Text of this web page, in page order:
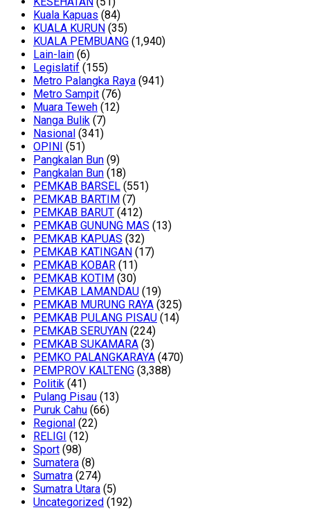
Kuala Kapuas (84)
KUALA KURUN (35)
KUALA PEMBUANG (1,940)
Lain-lain (6)
Legislatif (155)
Metro Palangka Raya (941)
Metro Sampit (76)
Muara Teweh (12)
Nanga Bulik (7)
Nasional (341)
OPINI (51)
Pangkalan Bun (9)
Pangkalan Bun (18)
PEMKAB BARSEL (551)
PEMKAB BARTIM (7)
PEMKAB BARUT (412)
PEMKAB GUNUNG MAS (13)
PEMKAB KAPUAS (32)
PEMKAB KATINGAN (17)
PEMKAB KOBAR (11)
PEMKAB KOTIM (30)
PEMKAB LAMANDAU (19)
PEMKAB MURUNG RAYA (325)
PEMKAB PULANG PISAU (14)
PEMKAB SERUYAN (224)
PEMKAB SUKAMARA (3)
PEMKO PALANGKARAYA (470)
PEMPROV KALTENG (3,388)
Politik (41)
Pulang Pisau (13)
Puruk Cahu (66)
Regional (22)
RELIGI (12)
Sport (98)
Sumatera (8)
Sumatra (274)
Sumatra Utara (5)
Uncategorized (192)